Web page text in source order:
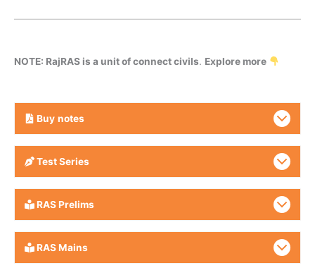
NOTE: RajRAS is a unit of connect civils. Explore more
Buy notes
Test Series
RAS Prelims
RAS Mains